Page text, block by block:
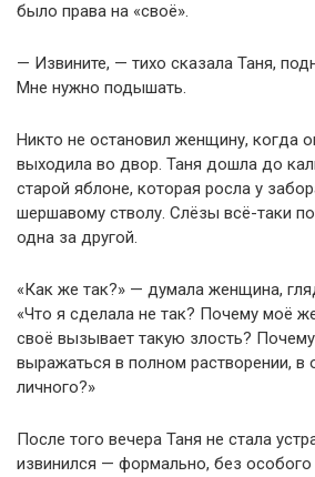
было права на «своё».
— Извините, — тихо сказала Таня,
Мне нужно подышать.
Никто не остановил женщину, когда
выходила во двор. Таня дошла до
старой яблоне, которая росла у
шершавому стволу. Слёзы всё-таки
одна за другой.
«Как же так?» — думала женщина,
«Что я сделала не так? Почему моё
своё вызывает такую злость?
выражаться в полном растворении, в
личного?»
После того вечера Таня не стала
извинился — формально, без особого